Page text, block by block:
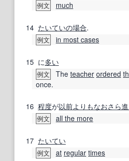
例文 much
14 たいていの場合.
例文 in most cases
15 に多い
例文 The teacher ordered
once.
16 程度が以前よりもなおさら
例文 all the more
17 たいてい
例文 at regular times